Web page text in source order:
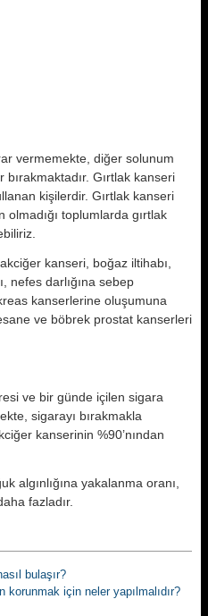
vermemekte, diğer solunum
Gırtlak kanseri
kişilerdir. Gırtlak kanseri
toplumlarda gırtlak
kanseri, boğaz iltihabı,
nefes darlığına sebep
kanserlerine oluşumuna
ve böbrek prostat kanserleri
ve bir günde içilen sigara
sigarayı bırakmakla
kanserinin %90’nından
algınlığına yakalanma oranı,
fazladır.
bulaşır?
korunmak için neler yapılmalıdır?